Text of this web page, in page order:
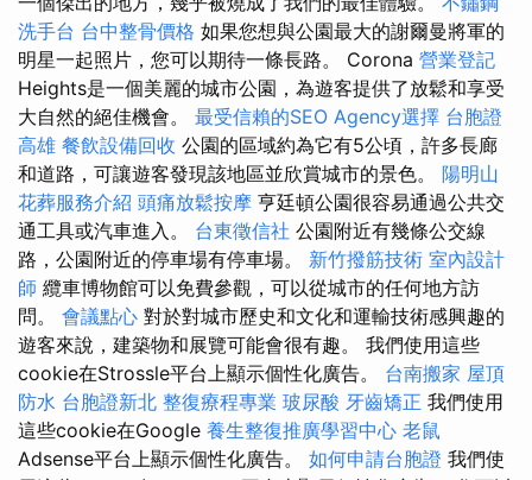
洗手台 台中整骨價格 如果您想與公園最大的謝爾曼將軍的
明星一起照片，您可以期待一條長路。 Corona 營業登記
Heights是一個美麗的城市公園，為遊客提供了放鬆和享受
大自然的絕佳機會。 最受信賴的SEO Agency選擇 台胞證
高雄 餐飲設備回收 公園的區域約為它有5公頃，許多長廊
和道路，可讓遊客發現該地區並欣賞城市的景色。 陽明山
花葬服務介紹 頭痛放鬆按摩 亨廷頓公園很容易通過公共交
通工具或汽車進入。 台東徵信社 公園附近有幾條公交線
路，公園附近的停車場有停車場。 新竹撥筋技術 室內設計
師 纜車博物館可以免費參觀，可以從城市的任何地方訪
問。 會議點心 對於對城市歷史和文化和運輸技術感興趣的
遊客來說，建築物和展覽可能會很有趣。 我們使用這些
cookie在Strossle平台上顯示個性化廣告。 台南搬家 屋頂
防水 台胞證新北 整復療程專業 玻尿酸 牙齒矯正 我們使用
這些cookie在Google 養生整復推廣學習中心 老鼠
Adsense平台上顯示個性化廣告。 如何申請台胞證 我們使